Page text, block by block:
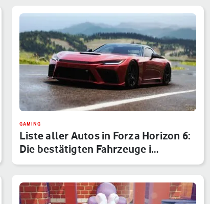
GAMING
Liste aller Autos in Forza Horizon 6:
Die bestätigten Fahrzeuge i…